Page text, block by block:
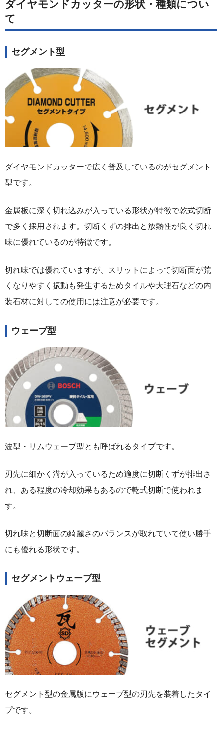
ダイヤモンドカッターの形状・種類につい
て
セグメント型
ダイヤモンドカッターで広く普及しているのがセグメント
型です。
金属板に深く切れ込みが入っている形状が特徴で乾式切断
で多く採用されます。切断くずの排出と放熱性が良く切れ
味に優れているのが特徴です。
切れ味では優れていますが、スリットによって切断面が荒
くなりやすく振動も発生するためタイルや大理石などの内
装石材に対しての使用には注意が必要です。
ウェーブ型
波型・リムウェーブ型とも呼ばれるタイプです。
刃先に細かく溝が入っているため適度に切断くずが排出さ
れ、ある程度の冷却効果もあるので乾式切断で使われま
す。
切れ味と切断面の綺麗さのバランスが取れていて使い勝手
にも優れる形状です。
セグメントウェーブ型
セグメント型の金属版にウェーブ型の刃先を装着したタイ
プです。